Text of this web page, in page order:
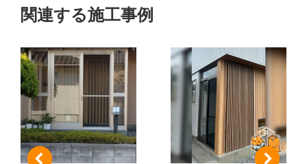
ナ
ビ
ゲ
ー
シ
関連する施工事例